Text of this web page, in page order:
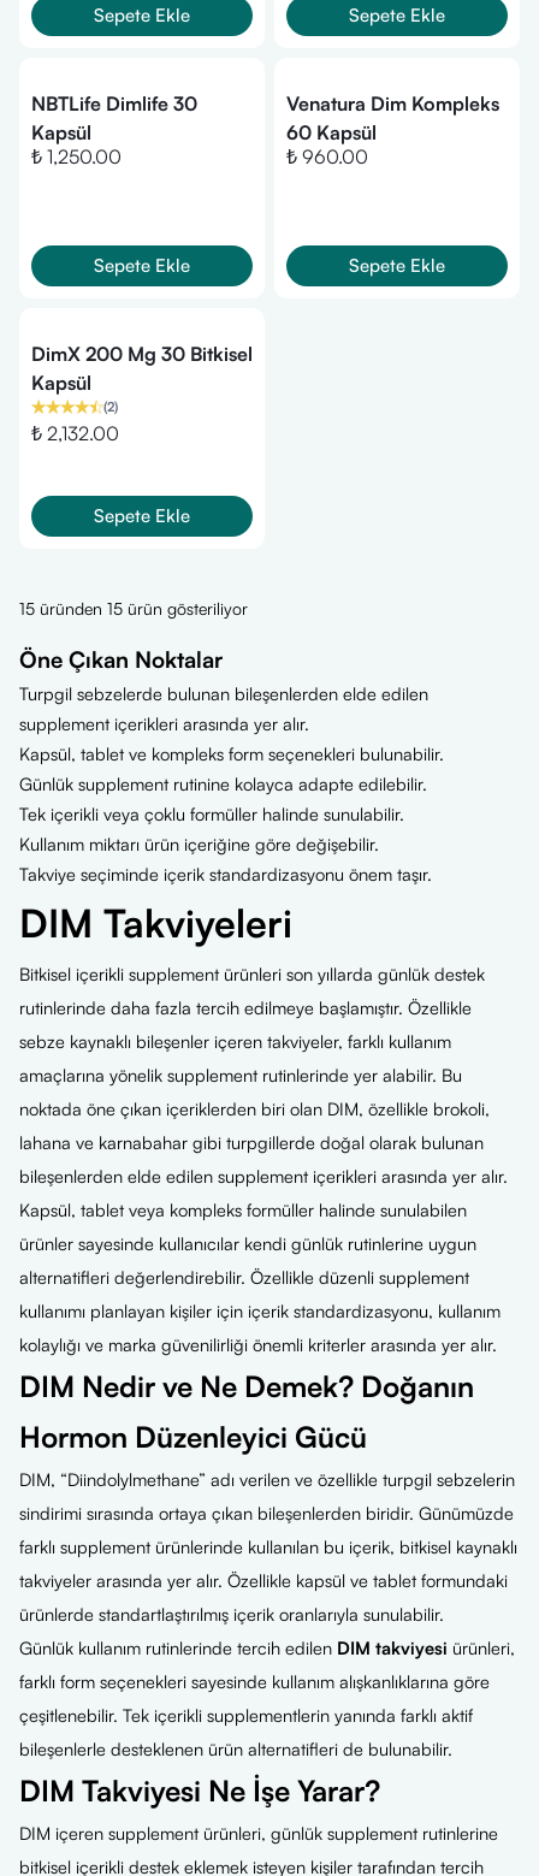
Sepete Ekle Sepete Ekle
NBTLife Dimlife 30
Kapsül
₺ 1,250.00
Sepete Ekle
Venatura Dim Kompleks
60 Kapsül
₺ 960.00
Sepete Ekle
DimX 200 Mg 30 Bitkisel
Kapsül
(2)
₺ 2,132.00
Sepete Ekle
15 üründen 15 ürün gösteriliyor
Öne Çıkan Noktalar
Turpgil sebzelerde bulunan bileşenlerden elde edilen
supplement içerikleri arasında yer alır.
Kapsül, tablet ve kompleks form seçenekleri bulunabilir.
Günlük supplement rutinine kolayca adapte edilebilir.
Tek içerikli veya çoklu formüller halinde sunulabilir.
Kullanım miktarı ürün içeriğine göre değişebilir.
Takviye seçiminde içerik standardizasyonu önem taşır.
DIM Takviyeleri
Bitkisel içerikli supplement ürünleri son yıllarda günlük destek
rutinlerinde daha fazla tercih edilmeye başlamıştır. Özellikle
sebze kaynaklı bileşenler içeren takviyeler, farklı kullanım
amaçlarına yönelik supplement rutinlerinde yer alabilir. Bu
noktada öne çıkan içeriklerden biri olan DIM, özellikle brokoli,
lahana ve karnabahar gibi turpgillerde doğal olarak bulunan
bileşenlerden elde edilen supplement içerikleri arasında yer alır.
Kapsül, tablet veya kompleks formüller halinde sunulabilen
ürünler sayesinde kullanıcılar kendi günlük rutinlerine uygun
alternatifleri değerlendirebilir. Özellikle düzenli supplement
kullanımı planlayan kişiler için içerik standardizasyonu, kullanım
kolaylığı ve marka güvenilirliği önemli kriterler arasında yer alır.
DIM Nedir ve Ne Demek? Doğanın
Hormon Düzenleyici Gücü
DIM, “Diindolylmethane” adı verilen ve özellikle turpgil sebzelerin
sindirimi sırasında ortaya çıkan bileşenlerden biridir. Günümüzde
farklı supplement ürünlerinde kullanılan bu içerik, bitkisel kaynaklı
takviyeler arasında yer alır. Özellikle kapsül ve tablet formundaki
ürünlerde standartlaştırılmış içerik oranlarıyla sunulabilir.
Günlük kullanım rutinlerinde tercih edilen DIM takviyesi ürünleri,
farklı form seçenekleri sayesinde kullanım alışkanlıklarına göre
çeşitlenebilir. Tek içerikli supplementlerin yanında farklı aktif
bileşenlerle desteklenen ürün alternatifleri de bulunabilir.
DIM Takviyesi Ne İşe Yarar?
DIM içeren supplement ürünleri, günlük supplement rutinlerine
bitkisel içerikli destek eklemek isteyen kişiler tarafından tercih